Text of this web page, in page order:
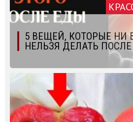
5 ВЕЩЕЙ, КОТОРЫЕ НИ
НЕЛЬЗЯ ДЕЛАТЬ